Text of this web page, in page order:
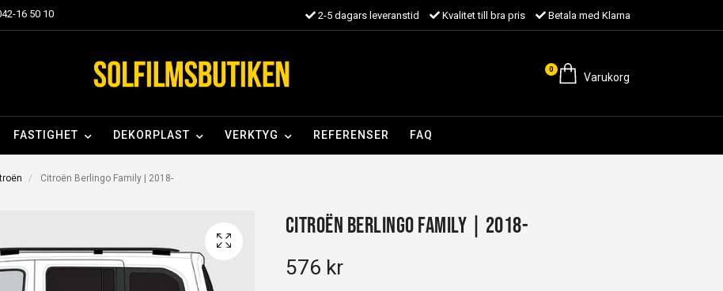
16 50 10 2-5 dagars leveranstid Kvalitet till bra pris Betala med Klarna
0
Varukorg
FASTIGHET DEKORPLAST VERKTYG REFERENSER FAQ
Citroën Berlingo Family | 2018-
Citroën Berlingo Family | 2018-
576 kr